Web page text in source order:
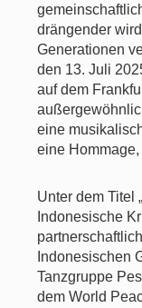
drängender
Generationen
den 13. Juli
auf dem
eine
eine
Unter dem Titel
Indonesische
Indonesischen
Tanzgruppe
dem World